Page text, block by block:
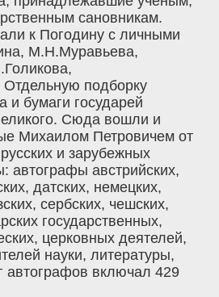
сановникам.
к Погодину с личными
М.Н.Муравьева,
подборку
и бумаги государей
Сюда вошли и
Михаилом Петровичем от
и зарубежных
автографы австрийских,
датских, немецких,
сербских, чешских,
государственных,
церковных деятелей,
науки, литературы,
автографов включал 429